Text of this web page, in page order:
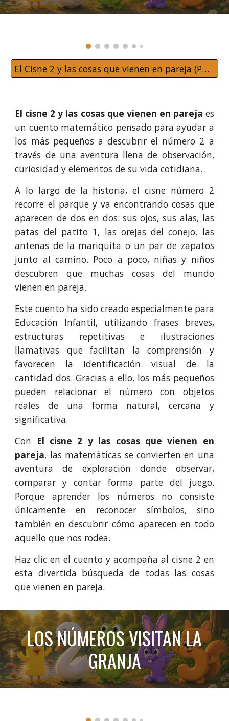
El Cisne 2 y las cosas que vienen en pareja (PDF)
El cisne 2 y las cosas que vienen en pareja es
un cuento matemático pensado para ayudar a
los más pequeños a descubrir el número 2 a
través de una aventura llena de observación,
curiosidad y elementos de su vida cotidiana.
A lo largo de la historia, el cisne número 2
recorre el parque y va encontrando cosas que
aparecen de dos en dos: sus ojos, sus alas, las
patas del patito 1, las orejas del conejo, las
antenas de la mariquita o un par de zapatos
junto al camino. Poco a poco, niñas y niños
descubren que muchas cosas del mundo
vienen en pareja.
Este cuento ha sido creado especialmente para
Educación Infantil, utilizando frases breves,
estructuras repetitivas e ilustraciones
llamativas que facilitan la comprensión y
favorecen la identificación visual de la
cantidad dos. Gracias a ello, los más pequeños
pueden relacionar el número con objetos
reales de una forma natural, cercana y
significativa.
Con El cisne 2 y las cosas que vienen en
pareja, las matemáticas se convierten en una
aventura de exploración donde observar,
comparar y contar forma parte del juego.
Porque aprender los números no consiste
únicamente en reconocer símbolos, sino
también en descubrir cómo aparecen en todo
aquello que nos rodea.
Haz clic en el cuento y acompaña al cisne 2 en
esta divertida búsqueda de todas las cosas
que vienen en pareja.
LOS NÚMEROS VISITAN LA
GRANJA